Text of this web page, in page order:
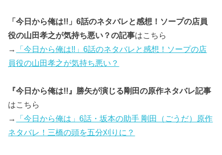
「今日から俺は!!」6話のネタバレと感想！ソープの店員
役の山田孝之が気持ち悪い？の記事はこちら
→
「今日から俺は!!」6話のネタバレと感想！ソープの店
員役の山田孝之が気持ち悪い？
『今日から俺は!!』勝矢が演じる剛田の原作ネタバレ記事
はこちら
→
「今日から俺は」6話・坂本の助手 剛田（ごうだ）原作
ネタバレ！三橋の頭を五分刈りに？